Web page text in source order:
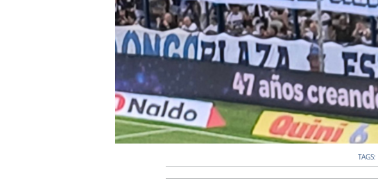
TAGS: